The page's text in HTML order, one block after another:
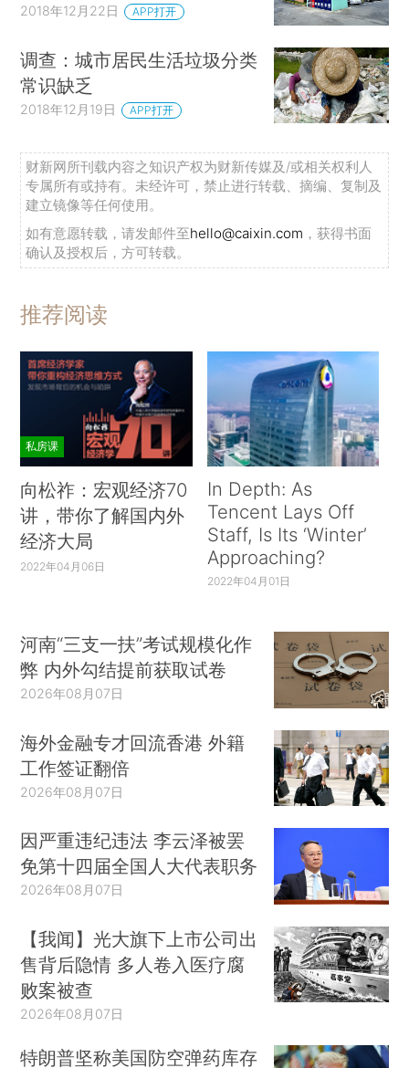
2018年12月22日 APP打开
调查：城市居民生活垃圾分类
常识缺乏
2018年12月19日 APP打开
财新网所刊载内容之知识产权为财新传媒及/或相关权利人
专属所有或持有。未经许可，禁止进行转载、摘编、复制及
建立镜像等任何使用。
如有意愿转载，请发邮件至hello@caixin.com ，获得书面
确认及授权后，方可转载。
推荐阅读
私房课
向松祚：宏观经济70
讲，带你了解国内外
经济大局
2022年04月06日
In Depth: As
Tencent Lays Off
Staff, Is Its ‘Winter’
Approaching?
2022年04月01日
河南“三支一扶”考试规模化作
弊 内外勾结提前获取试卷
2026年08月07日
海外金融专才回流香港 外籍
工作签证翻倍
2026年08月07日
因严重违纪违法 李云泽被罢
免第十四届全国人大代表职务
2026年08月07日
【我闻】光大旗下上市公司出
售背后隐情 多人卷入医疗腐
败案被查
2026年08月07日
特朗普坚称美国防空弹药库存